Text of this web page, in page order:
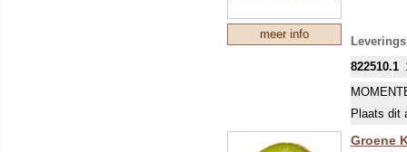
meer info
822510.1
Plaats dit
Groene